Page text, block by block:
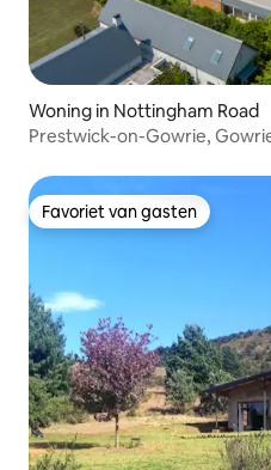
Woning in Nottingham Road
Prestwick-on-Gowrie,
Favoriet van gasten
Favoriet van gasten